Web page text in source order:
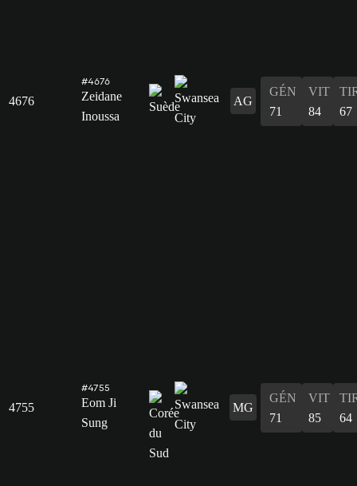
4676
#4676
Zeidane
Inoussa
AG
GÉN
71
VIT
84
67
4755
#4755
Eom Ji
Sung
MG
GÉN
71
VIT
85
64